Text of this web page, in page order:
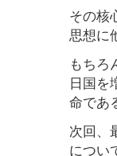
その核
思想に
もちろ
日国を
命であ
次回、
につい